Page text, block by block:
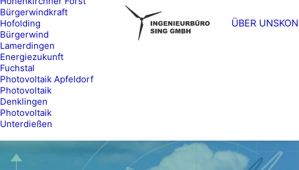
Bürgerwindkraft
Hofolding
Bürgerwind
Lamerdingen
Energiezukunft
Fuchstal
Photovoltaik Apfeldorf
Photovoltaik
Denklingen
Photovoltaik
Unterdießen
ÜBER UNS